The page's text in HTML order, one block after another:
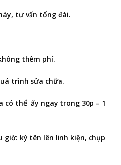
tư vấn tổng đài.
thêm phí.
trình sửa chữa.
có thể lấy ngay trong 30p – 1
giờ: ký tên lên linh kiện, chụp